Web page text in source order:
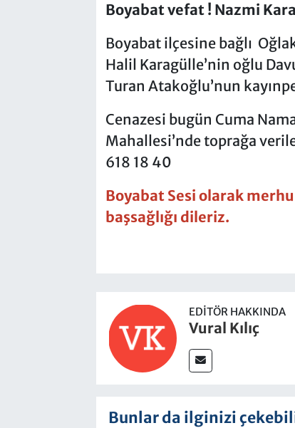
Boyabat vefat ! Nazmi
Boyabat ilçesine bağlı
Halil Karagülle’nin oğlu
Turan Atakoğlu’nun
Cenazesi bugün Cuma
Mahallesi’nde toprağa
618 18 40
Boyabat Sesi olarak
başsağlığı dileriz.
EDITÖR HAKKINDA
Vural Kılıç
Bunlar da ilginizi